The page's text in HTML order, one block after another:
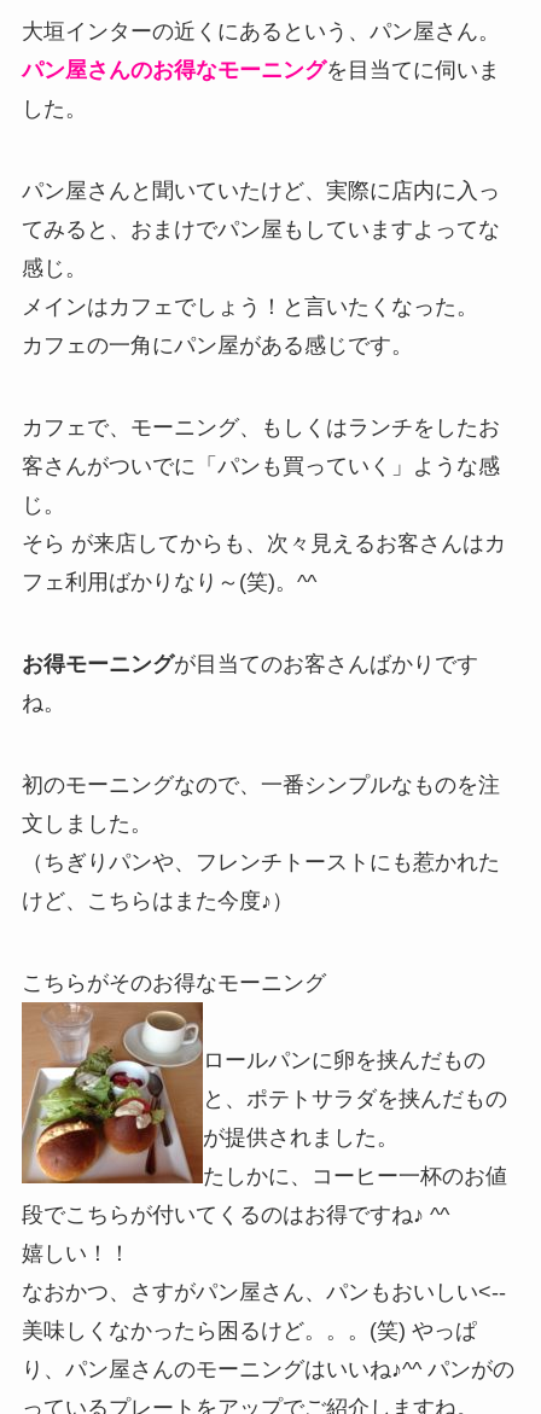
大垣インターの近くにあるという、パン屋さん。
パン屋さんのお得なモーニングを目当てに伺いま
した。
パン屋さんと聞いていたけど、実際に店内に入っ
てみると、おまけでパン屋もしていますよってな
感じ。
メインはカフェでしょう！と言いたくなった。
カフェの一角にパン屋がある感じです。
カフェで、モーニング、もしくはランチをしたお
客さんがついでに「パンも買っていく」ような感
じ。
そら が来店してからも、次々見えるお客さんはカ
フェ利用ばかりなり～(笑)。^^
お得モーニングが目当てのお客さんばかりです
ね。
初のモーニングなので、一番シンプルなものを注
文しました。
（ちぎりパンや、フレンチトーストにも惹かれた
けど、こちらはまた今度♪）
こちらがそのお得なモーニング
ロールパンに卵を挟んだもの
と、ポテトサラダを挟んだもの
が提供されました。
たしかに、コーヒー一杯のお値
段でこちらが付いてくるのはお得ですね♪ ^^
嬉しい！！
なおかつ、さすがパン屋さん、パンもおいしい<--
美味しくなかったら困るけど。。。(笑) やっぱ
り、パン屋さんのモーニングはいいね♪^^ パンがの
っているプレートをアップでご紹介しますね。